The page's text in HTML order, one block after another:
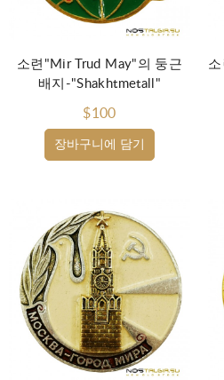
장바구니에 담기
소련"Mir Trud May"의 둥근
배지-"Shakhtmetall"
$100